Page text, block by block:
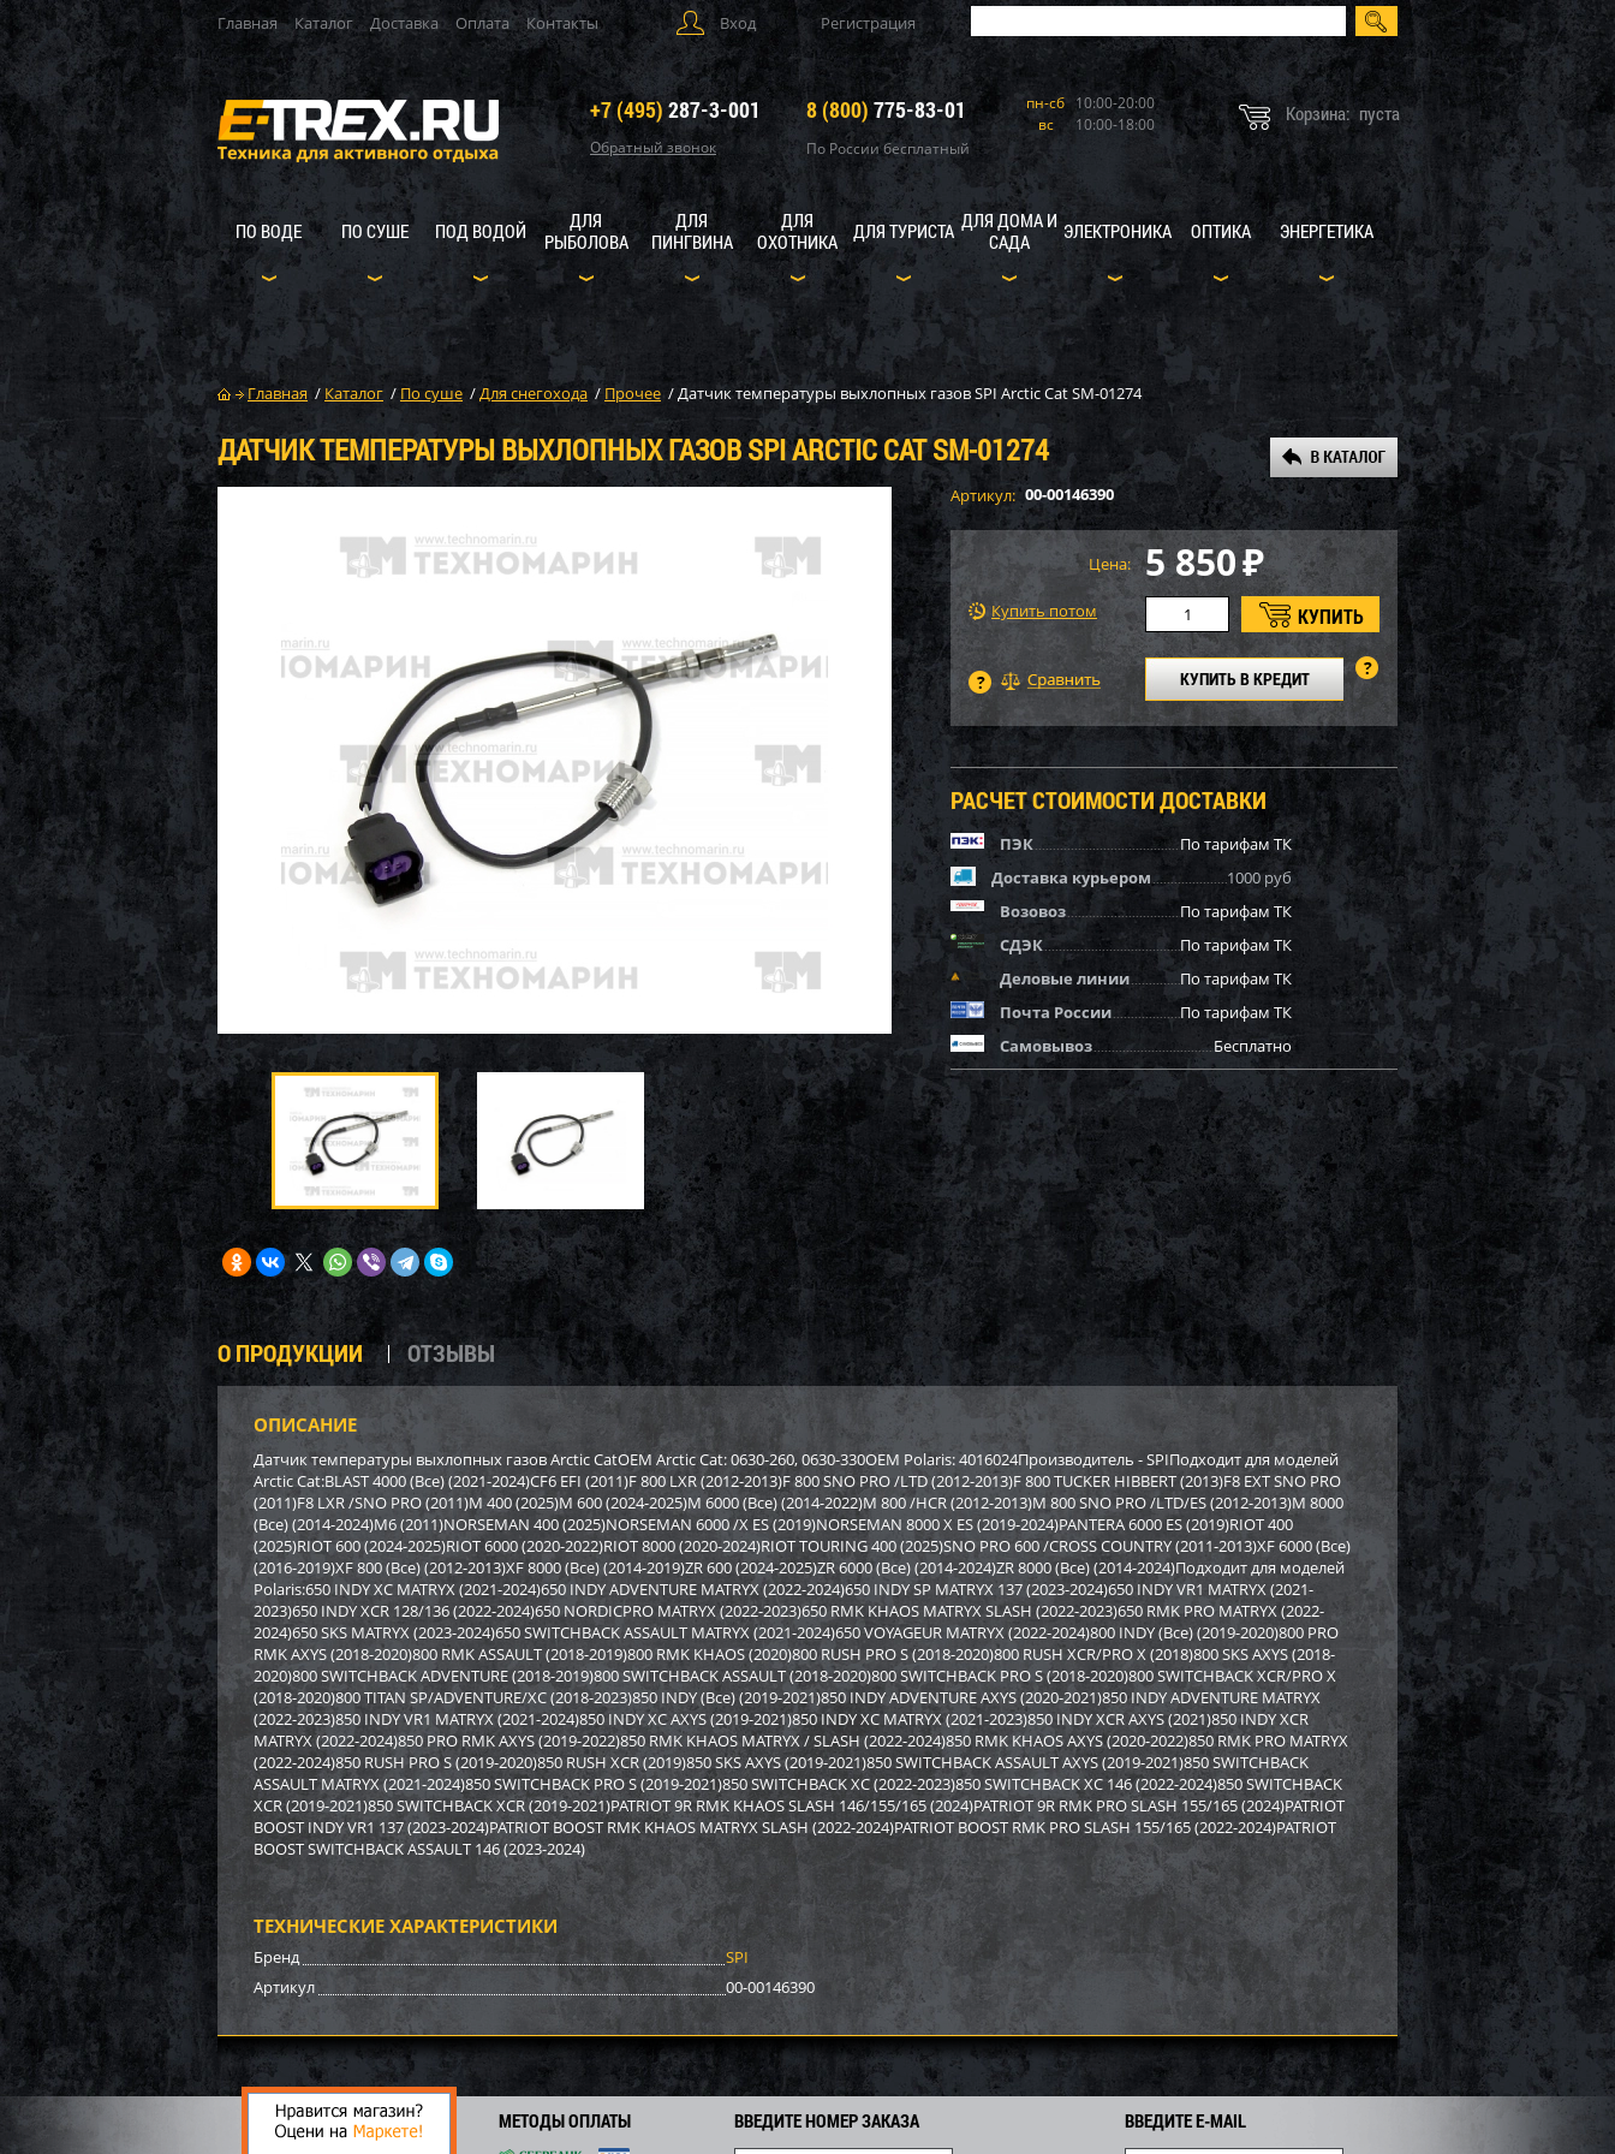
Главная Каталог Доставка Оплата Контакты Вход Регистрация
+7 (495) 287-3-001
Обратный звонок
8 (800) 775-83-01
По России бесплатный
пн-сб 10:00-20:00
вс
10:00-18:00 Корзина: пуста
ПО ВОДЕ ПО СУШЕ ПОД ВОДОЙ
ДЛЯ
РЫБОЛОВА
ДЛЯ
ПИНГВИНА
ДЛЯ
ОХОТНИКА
ДЛЯ ТУРИСТА ДЛЯ ДОМА И
САДА
ЭЛЕКТРОНИКА ОПТИКА ЭНЕРГЕТИКА
Главная / Каталог / По суше /Для снегохода / Прочее /Датчик температуры выхлопных газов SPI Arctic Cat SM-01274
ДАТЧИК ТЕМПЕРАТУРЫ ВЫХЛОПНЫХ ГАЗОВ SPI ARCTIC CAT SM-01274
Артикул: 00-00146390
Цена: 5 850₽
Купить потом
КУПИТЬ В КРЕДИТ
РАСЧЕТ СТОИМОСТИ ДОСТАВКИ
ПЭК
По тарифам ТК
Доставка курьером
1000 руб
Возовоз
По тарифам ТК
СДЭК
По тарифам ТК
Деловые линии
По тарифам ТК
Почта России
По тарифам ТК
Самовывоз
Бесплатно
О ПРОДУКЦИИ ОТЗЫВЫ
ОПИСАНИЕ
Датчик температуры выхлопных газов Arctic CatOEM Arctic Cat: 0630-260, 0630-330OEM Polaris: 4016024Производитель - SPIПодходит для моделей
Arctic Cat:BLAST 4000 (Все) (2021-2024)CF6 EFI (2011)F 800 LXR (2012-2013)F 800 SNO PRO /LTD (2012-2013)F 800 TUCKER HIBBERT (2013)F8 EXT SNO PRO
(2011)F8 LXR /SNO PRO (2011)M 400 (2025)M 600 (2024-2025)M 6000 (Все) (2014-2022)M 800 /HCR (2012-2013)M 800 SNO PRO /LTD/ES (2012-2013)M 8000
(Все) (2014-2024)M6 (2011)NORSEMAN 400 (2025)NORSEMAN 6000 /X ES (2019)NORSEMAN 8000 X ES (2019-2024)PANTERA 6000 ES (2019)RIOT 400
(2025)RIOT 600 (2024-2025)RIOT 6000 (2020-2022)RIOT 8000 (2020-2024)RIOT TOURING 400 (2025)SNO PRO 600 /CROSS COUNTRY (2011-2013)XF 6000 (Все)
(2016-2019)XF 800 (Все) (2012-2013)XF 8000 (Все) (2014-2019)ZR 600 (2024-2025)ZR 6000 (Все) (2014-2024)ZR 8000 (Все) (2014-2024)Подходит для моделей
Polaris:650 INDY XC MATRYX (2021-2024)650 INDY ADVENTURE MATRYX (2022-2024)650 INDY SP MATRYX 137 (2023-2024)650 INDY VR1 MATRYX (2021-
2023)650 INDY XCR 128/136 (2022-2024)650 NORDICPRO MATRYX (2022-2023)650 RMK KHAOS MATRYX SLASH (2022-2023)650 RMK PRO MATRYX (2022-
2024)650 SKS MATRYX (2023-2024)650 SWITCHBACK ASSAULT MATRYX (2021-2024)650 VOYAGEUR MATRYX (2022-2024)800 INDY (Все) (2019-2020)800 PRO
RMK AXYS (2018-2020)800 RMK ASSAULT (2018-2019)800 RMK KHAOS (2020)800 RUSH PRO S (2018-2020)800 RUSH XCR/PRO X (2018)800 SKS AXYS (2018-
2020)800 SWITCHBACK ADVENTURE (2018-2019)800 SWITCHBACK ASSAULT (2018-2020)800 SWITCHBACK PRO S (2018-2020)800 SWITCHBACK XCR/PRO X
(2018-2020)800 TITAN SP/ADVENTURE/XC (2018-2023)850 INDY (Все) (2019-2021)850 INDY ADVENTURE AXYS (2020-2021)850 INDY ADVENTURE MATRYX
(2022-2023)850 INDY VR1 MATRYX (2021-2024)850 INDY XC AXYS (2019-2021)850 INDY XC MATRYX (2021-2023)850 INDY XCR AXYS (2021)850 INDY XCR
MATRYX (2022-2024)850 PRO RMK AXYS (2019-2022)850 RMK KHAOS MATRYX / SLASH (2022-2024)850 RMK KHAOS AXYS (2020-2022)850 RMK PRO MATRYX
(2022-2024)850 RUSH PRO S (2019-2020)850 RUSH XCR (2019)850 SKS AXYS (2019-2021)850 SWITCHBACK ASSAULT AXYS (2019-2021)850 SWITCHBACK
ASSAULT MATRYX (2021-2024)850 SWITCHBACK PRO S (2019-2021)850 SWITCHBACK XC (2022-2023)850 SWITCHBACK XC 146 (2022-2024)850 SWITCHBACK
XCR (2019-2021)850 SWITCHBACK XCR (2019-2021)PATRIOT 9R RMK KHAOS SLASH 146/155/165 (2024)PATRIOT 9R RMK PRO SLASH 155/165 (2024)PATRIOT
BOOST INDY VR1 137 (2023-2024)PATRIOT BOOST RMK KHAOS MATRYX SLASH (2022-2024)PATRIOT BOOST RMK PRO SLASH 155/165 (2022-2024)PATRIOT
BOOST SWITCHBACK ASSAULT 146 (2023-2024)
ТЕХНИЧЕСКИЕ ХАРАКТЕРИСТИКИ
Бренд
SPI
Артикул
00-00146390
МЕТОДЫ ОПЛАТЫ ВВЕДИТЕ НОМЕР ЗАКАЗА ВВЕДИТЕ E-MAIL